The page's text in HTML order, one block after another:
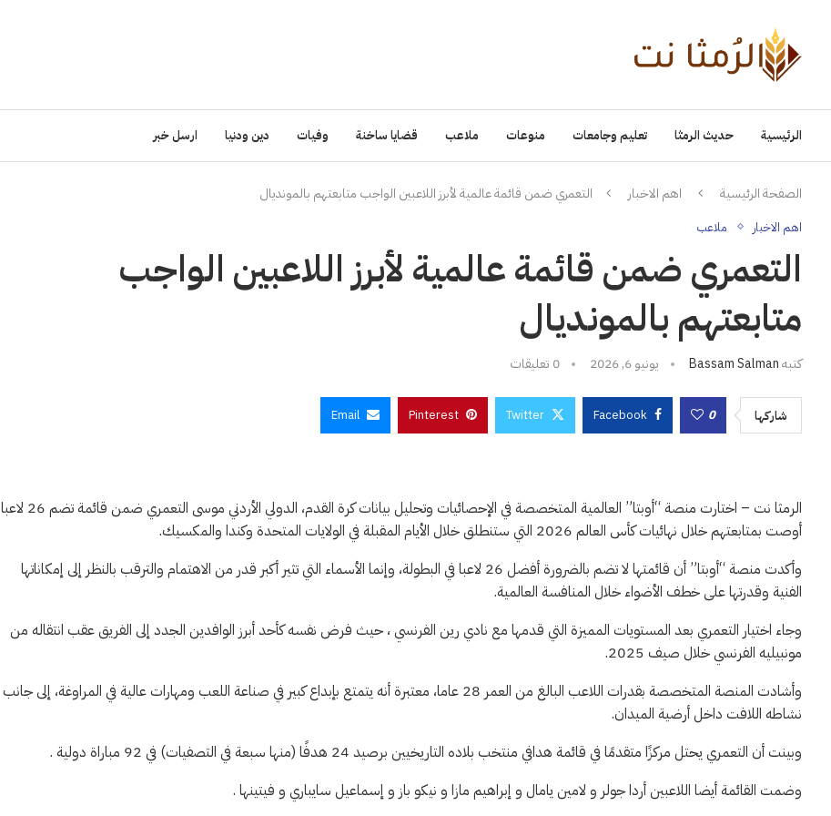
الرئيسية حديث الرمثا تعليم وجامعات منوعات ملاعب قضايا ساخنة وفيات دين ودنيا ارسل خبر
الصفحة الرئيسية اهم الاخبار التعمري ضمن قائمة عالمية لأبرز اللاعبين الواجب متابعتهم بالمونديال
اهم الاخبار ملاعب
التعمري ضمن قائمة عالمية لأبرز اللاعبين الواجب
متابعتهم بالمونديال
كتبهBassam Salman يونيو 6, 2026 0 تعليقات
شاركها 0
Facebook
Twitter
Pinterest
Email
الرمثا نت – اختارت منصة “أوبتا” العالمية المتخصصة في الإحصائيات وتحليل بيانات كرة القدم، الدولي الأردني موسى التعمري ضمن قائمة تضم 26 لاعبا
أوصت بمتابعتهم خلال نهائيات كأس العالم 2026 التي ستنطلق خلال الأيام المقبلة في الولايات المتحدة وكندا والمكسيك.
وأكدت منصة “أوبتا” أن قائمتها لا تضم بالضرورة أفضل 26 لاعبا في البطولة، وإنما الأسماء التي تثير أكبر قدر من الاهتمام والترقب بالنظر إلى إمكاناتها
الفنية وقدرتها على خطف الأضواء خلال المنافسة العالمية.
وجاء اختيار التعمري بعد المستويات المميزة التي قدمها مع نادي رين الفرنسي ، حيث فرض نفسه كأحد أبرز الوافدين الجدد إلى الفريق عقب انتقاله من
مونبيليه الفرنسي خلال صيف 2025.
وأشادت المنصة المتخصصة بقدرات اللاعب البالغ من العمر 28 عاما، معتبرة أنه يتمتع بإبداع كبير في صناعة اللعب ومهارات عالية في المراوغة، إلى جانب
نشاطه اللافت داخل أرضية الميدان.
وبينت أن التعمري يحتل مركزًا متقدمًا في قائمة هدافي منتخب بلاده التاريخيين برصيد 24 هدفًا (منها سبعة في التصفيات) في 92 مباراة دولية .
وضمت القائمة أيضا اللاعبين أردا جولر و لامين يامال و إبراهيم مازا و نيكو باز و إسماعيل سايباري و فيتينها .